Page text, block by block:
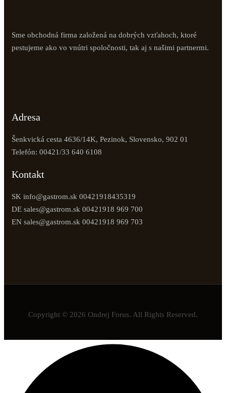
Sme obchodná firma založená na dobrých vzťahoch, ktoré
pestujeme ako vo vnútri spoločnosti, tak aj s našimi partnermi.
Adresa
Šenkvická cesta 4636/14K, Pezinok, Slovensko, 902 01
Telefón: 00421/33 640 6108
Kontakt
SK info@gastrom.sk 00421918435319
DE sales@gastrom.sk 00421918 969 700
EN sales@gastrom.sk 00421918 969 703
Copyright © 2026 Ondrej Forus. All Rights Reserved.